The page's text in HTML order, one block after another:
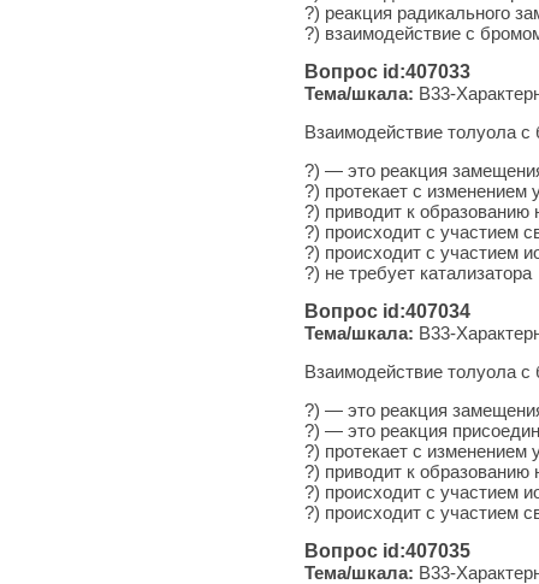
?) ре­ак­ция ра­ди­каль­но­го
?) вза­и­мо­дей­ствие с
Вопрос id:407033
Тема/шкала: B33-
Взаимодействие толуола с
?) — это ре­ак­ция
?) про­те­ка­ет с из­ме­не­ни­ем
?) при­во­дит к
?) про­ис­хо­дит с уча­сти­ем
?) про­ис­хо­дит с уча­сти­ем
?) не тре­бу­ет катализатора
Вопрос id:407034
Тема/шкала: B33-
Взаимодействие толуола
?) — это ре­ак­ция
?) — это ре­ак­ция
?) про­те­ка­ет с из­ме­не­ни­ем
?) при­во­дит к
?) про­ис­хо­дит с уча­сти­ем
?) про­ис­хо­дит с уча­сти­ем
Вопрос id:407035
Тема/шкала: B33-